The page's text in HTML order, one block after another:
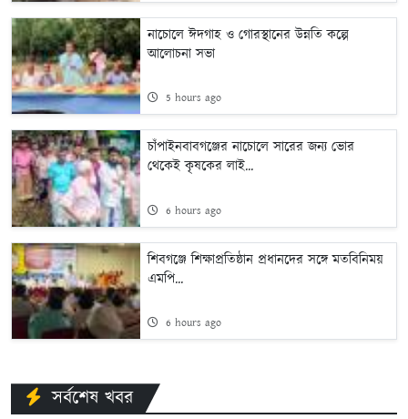
নাচোলে ঈদগাহ ও গোরস্থানের উন্নতি কল্পে
আলোচনা সভা
5 hours ago
চাঁপাইনবাবগঞ্জের নাচোলে সারের জন্য ভোর
থেকেই কৃষকের লাই...
6 hours ago
শিবগঞ্জে শিক্ষাপ্রতিষ্ঠান প্রধানদের সঙ্গে মতবিনিময়
এমপি...
6 hours ago
সর্বশেষ খবর